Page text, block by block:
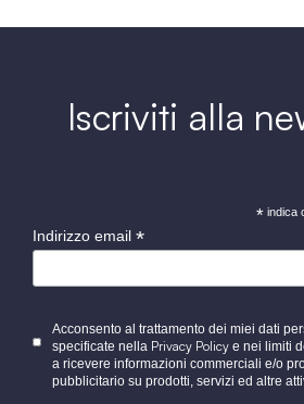
Iscriviti alla
* indica
Indirizzo email *
Acconsento al trattamento dei miei dati
specificate nella Privacy Policye nei limiti
a ricevere informazioni commerciali e/o
pubblicitario su prodotti, servizi ed altre